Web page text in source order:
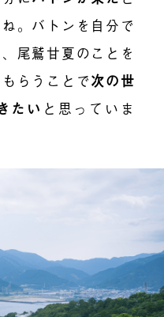
。バトンを自分で
尾鷲甘夏のことを
らうことで次の世
たい と思っていま